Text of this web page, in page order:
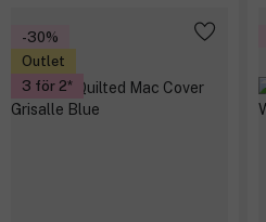
-30%
Outlet
3 för 2